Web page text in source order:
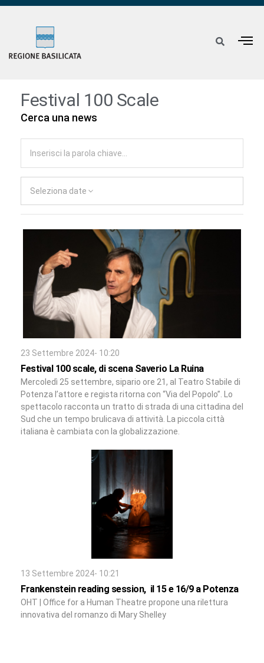
Festival 100 Scale
Cerca una news
Seleziona date
23 Settembre 2024- 10:20
Festival 100 scale, di scena Saverio La Ruina
Mercoledì 25 settembre, sipario ore 21, al Teatro Stabile di
Potenza l’attore e regista ritorna con “Via del Popolo”. Lo
spettacolo racconta un tratto di strada di una cittadina del
Sud che un tempo brulicava di attività. La piccola città
italiana è cambiata con la globalizzazione.
13 Settembre 2024- 10:21
Frankenstein reading session, il 15 e 16/9 a Potenza
OHT | Office for a Human Theatre propone una rilettura
innovativa del romanzo di Mary Shelley